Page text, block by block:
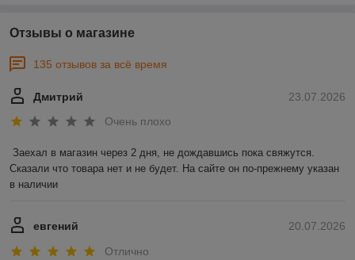
Отзывы о магазине
135 отзывов за всё время
23.07.2026
Дмитрий
Очень плохо
Заехал в магазин через 2 дня, не дождавшись пока свяжутся.
Сказали что товара нет и не будет. На сайте он по-прежнему указан
в наличии
20.07.2026
евгений
Отлично